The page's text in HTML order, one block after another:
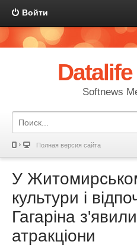
Войти
Softnews
Полная версия сайта
У
культури і
Гагаріна
атракціони